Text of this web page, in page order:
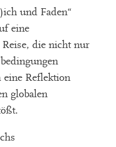
und Faden“
eine
Reise, die nicht nur
Reflektion
globalen